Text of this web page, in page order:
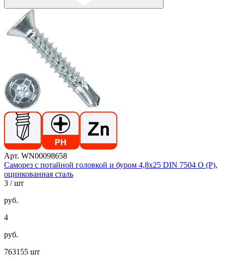
Арт. WN00098658
Саморез с потайной головкой и буром 4,8х25 DIN 7504 O (P),
оцинкованная сталь
3 / шт
руб.
4
руб.
763155 шт